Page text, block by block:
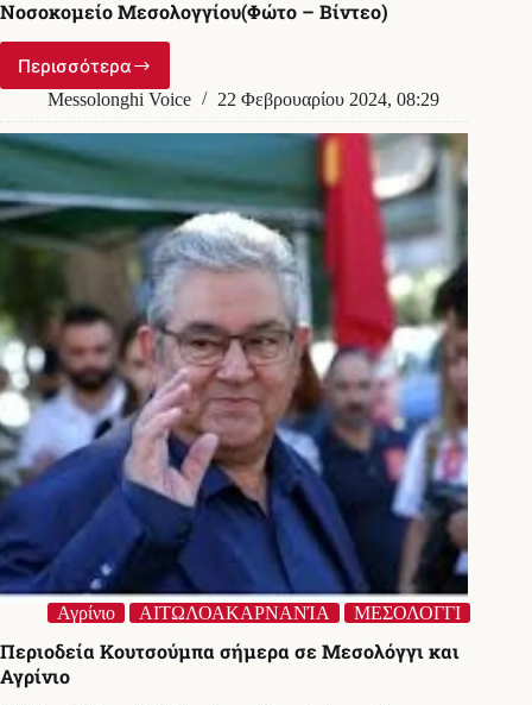
Νοσοκομείο Μεσολογγίου(Φώτο – Βίντεο)
Περισσότερα
Ο
Γ.Γ.
επισκέφθηκε
το
Νοσοκομείο
Μεσολογγίου(Φώτο
–
Βίντεο)
Messolonghi Voice 22 Φεβρουαρίου 2024, 08:29
Αγρίνιο ΑΙΤΩΛΟΑΚΑΡΝΑΝΊΑ ΜΕΣΟΛΟΓΓΙ
Περιοδεία Κουτσούμπα σήμερα σε Μεσολόγγι και
Αγρίνιο